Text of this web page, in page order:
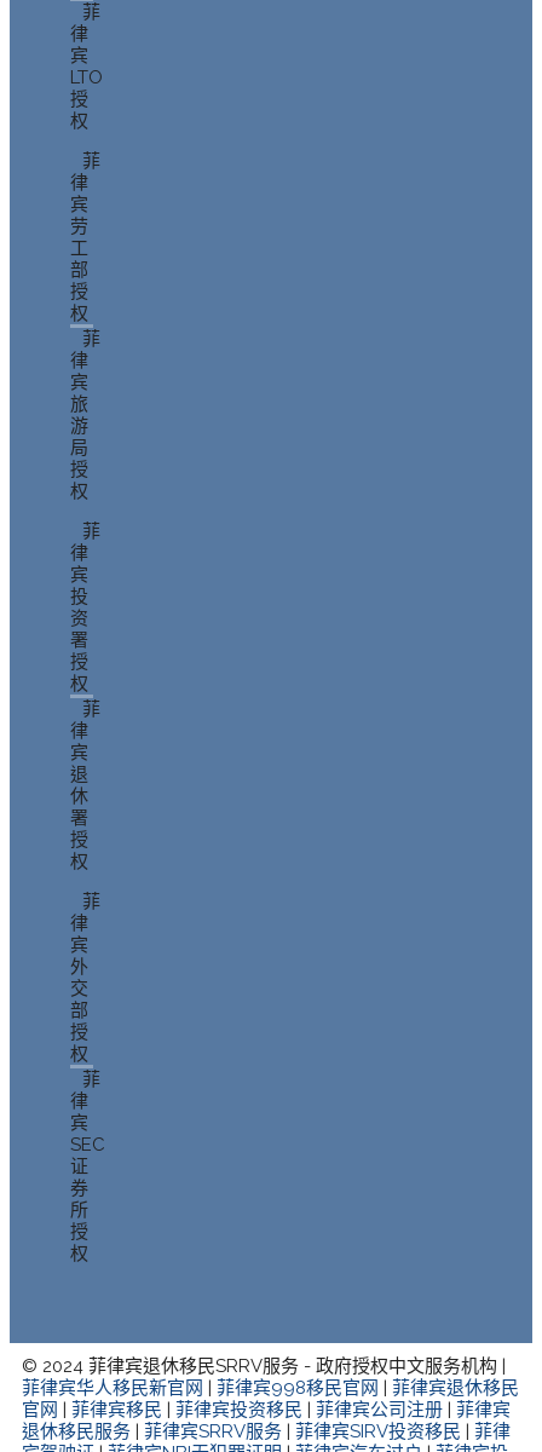
菲
律
宾
LTO
授
权
菲
律
宾
劳
工
部
授
权
菲
律
宾
旅
游
局
授
权
菲
律
宾
投
资
署
授
权
菲
律
宾
退
休
署
授
权
菲
律
宾
外
交
部
授
权
菲
律
宾
SEC
证
券
所
授
权
© 2024 菲律宾退休移民SRRV服务 - 政府授权中文服务机构 |
菲律宾华人移民新官网 | 菲律宾998移民官网 | 菲律宾退休移民
官网 | 菲律宾移民 | 菲律宾投资移民 | 菲律宾公司注册 | 菲律宾
退休移民服务 | 菲律宾SRRV服务 | 菲律宾SIRV投资移民 | 菲律